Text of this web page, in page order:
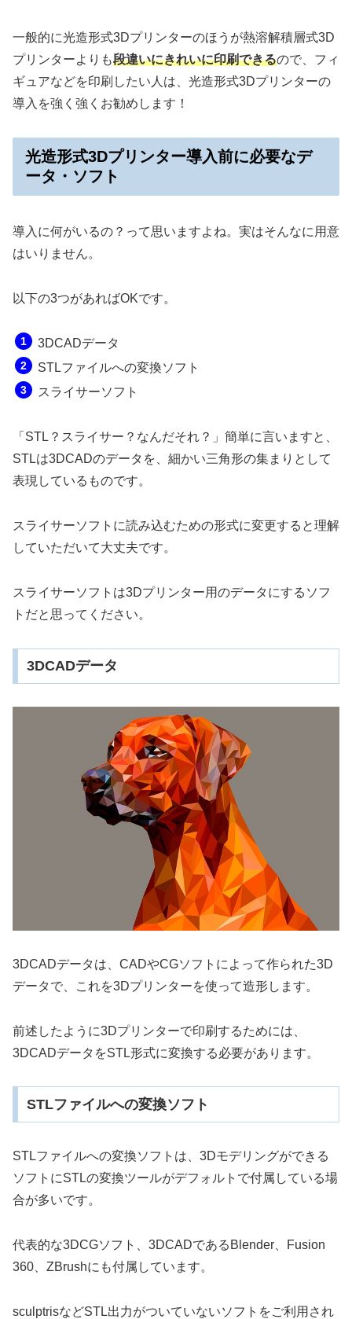
一般的に光造形式3Dプリンターのほうが熱溶解積層式3D
プリンターよりも段違いにきれいに印刷できるので、フィ
ギュアなどを印刷したい人は、光造形式3Dプリンターの
導入を強く強くお勧めします！
光造形式3Dプリンター導入前に必要なデ
ータ・ソフト
導入に何がいるの？って思いますよね。実はそんなに用意
はいりません。
以下の3つがあればOKです。
3DCADデータ
STLファイルへの変換ソフト
スライサーソフト
「STL？スライサー？なんだそれ？」簡単に言いますと、
STLは3DCADのデータを、細かい三角形の集まりとして
表現しているものです。
スライサーソフトに読み込むための形式に変更すると理解
していただいて大丈夫です。
スライサーソフトは3Dプリンター用のデータにするソフ
トだと思ってください。
3DCADデータ
3DCADデータは、CADやCGソフトによって作られた3D
データで、これを3Dプリンターを使って造形します。
前述したように3Dプリンターで印刷するためには、
3DCADデータをSTL形式に変換する必要があります。
STLファイルへの変換ソフト
STLファイルへの変換ソフトは、3Dモデリングができる
ソフトにSTLの変換ツールがデフォルトで付属している場
合が多いです。
代表的な3DCGソフト、3DCADであるBlender、Fusion
360、ZBrushにも付属しています。
sculptrisなどSTL出力がついていないソフトをご利用され